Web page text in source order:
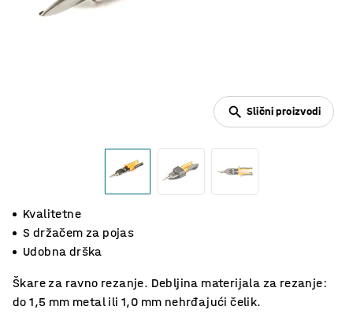
Slični proizvodi
Kvalitetne
S držačem za pojas
Udobna drška
Škare za ravno rezanje. Debljina materijala za rezanje:
do 1,5 mm metal ili 1,0 mm nehrđajući čelik.